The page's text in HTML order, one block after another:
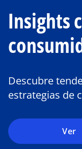
Insights
Descubre
estrategias de
Ver
a
b
r
e
n
u
n
e